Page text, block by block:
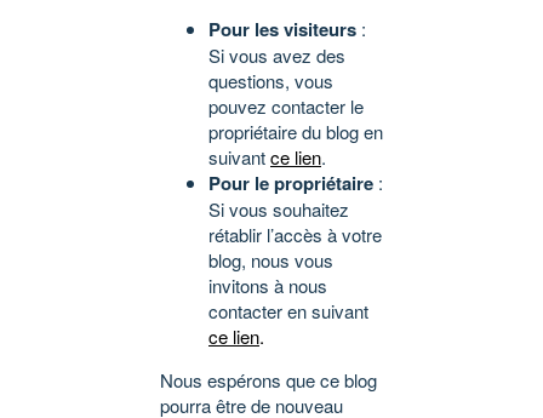
Pour les visiteurs :
Si vous avez des
questions, vous
pouvez contacter le
propriétaire du blog en
suivantce lien.
Pour le propriétaire :
Si vous souhaitez
rétablir l’accès à votre
blog, nous vous
invitons à nous
contacter en suivant
ce lien.
Nous espérons que ce blog
pourra être de nouveau